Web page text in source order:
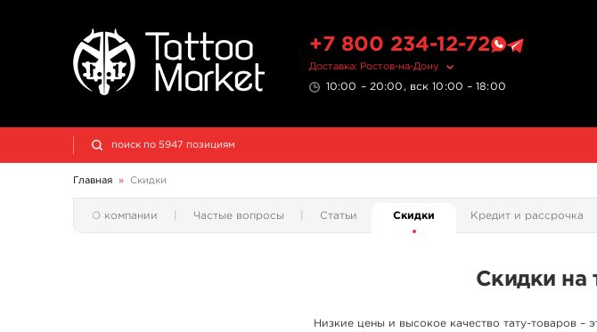
+7 800 234-12-72
Доставка: Ростов-на-Дону
10:00 – 20:00, вск 10:00 – 18:00
Главная » Скидки
О компании Частые вопросы Статьи Скидки Кредит и рассрочка
Скидки на
Низкие цены и высокое качество тату-товаров –